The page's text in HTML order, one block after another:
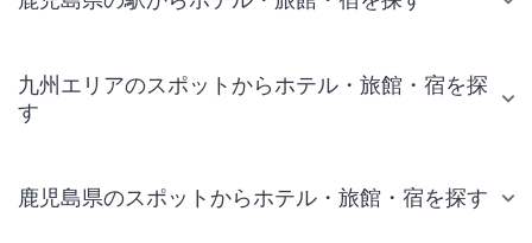
九州エリアのスポットからホテル・旅館・宿を探
す
鹿児島県のスポットからホテル・旅館・宿を探す